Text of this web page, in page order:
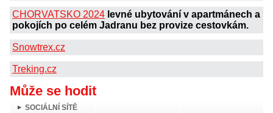
CHORVATSKO 2024 levné ubytování v apartmánech a
pokojích po celém Jadranu bez provize cestovkám.
Snowtrex.cz
Treking.cz
Může se hodit
SOCIÁLNÍ SÍTĚ